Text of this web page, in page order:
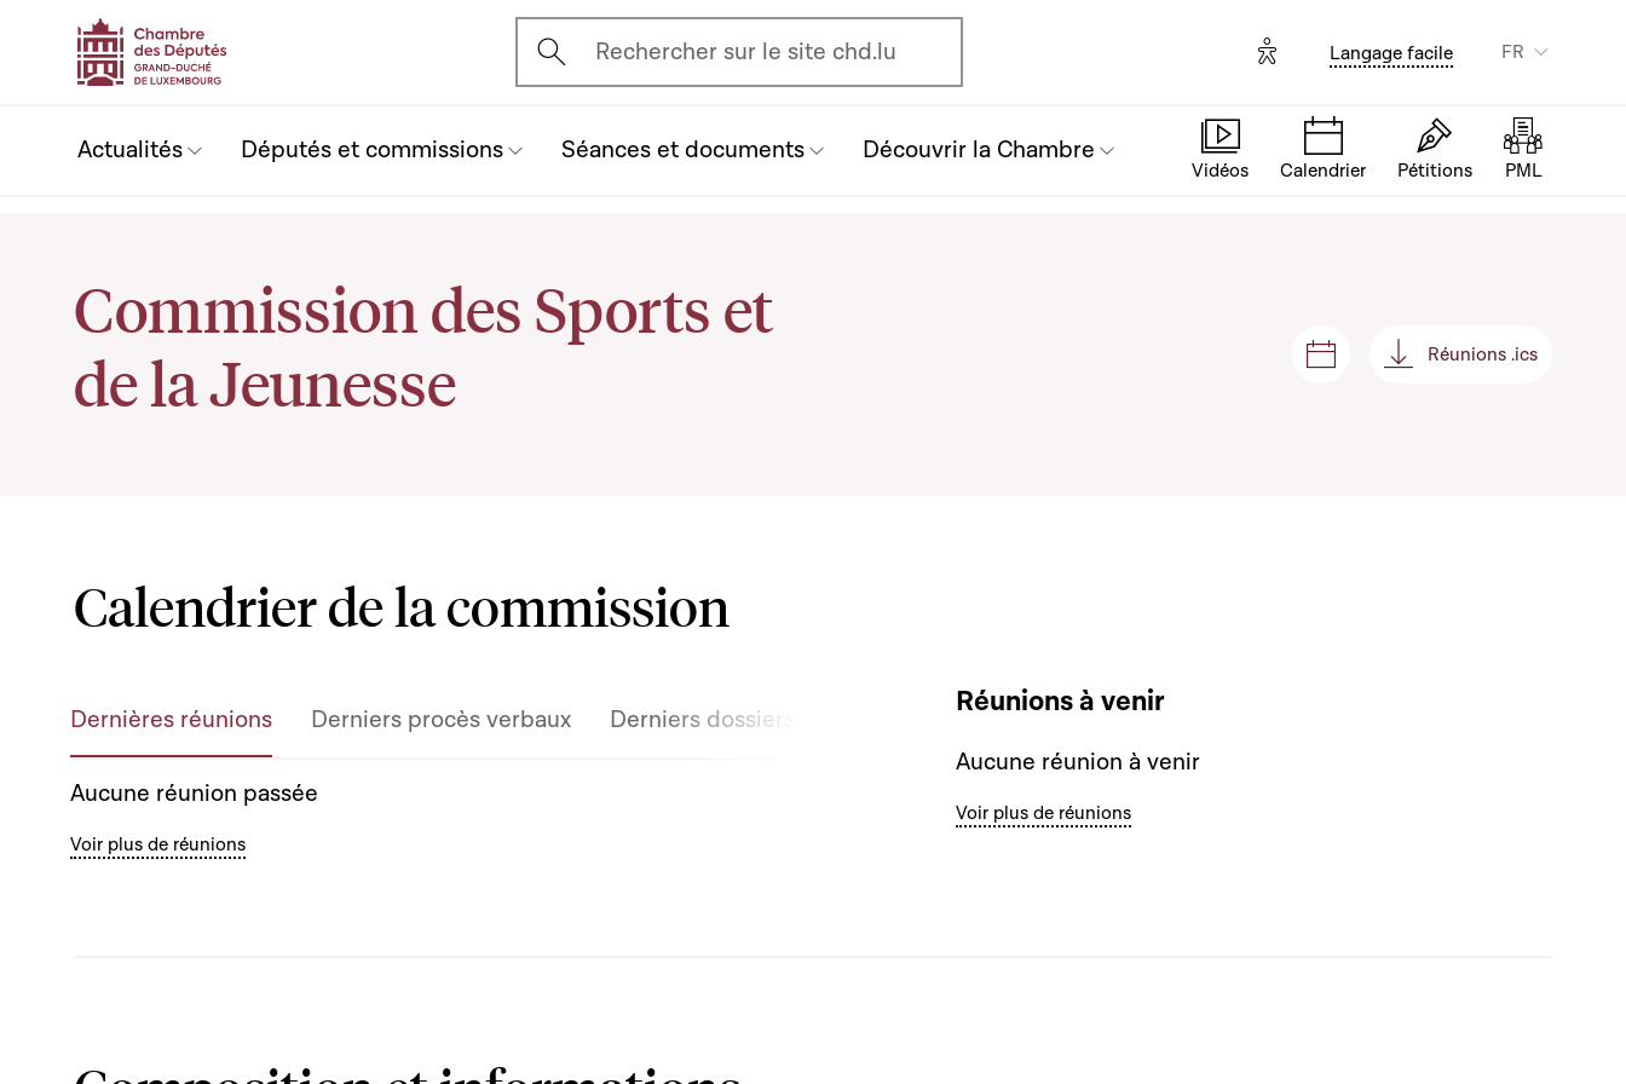
Ouvrir l'écran de recherche
Rechercher sur le site chd.lu Options d'accessibilité
Langage facile FR
Actualités Députés et commissions Séances et documents Découvrir la Chambre
Vidéos Calendrier Pétitions PML
Commission des Sports et
de la Jeunesse
Séances et réunions
Réunions .ics
Réunions .ics
Calendrier de la commission
Dernières réunions Derniers procès verbaux Derniers dossiers discutés
Aucune réunion passée
Voir plus de réunions
Réunions à venir
Aucune réunion à venir
Voir plus de réunions